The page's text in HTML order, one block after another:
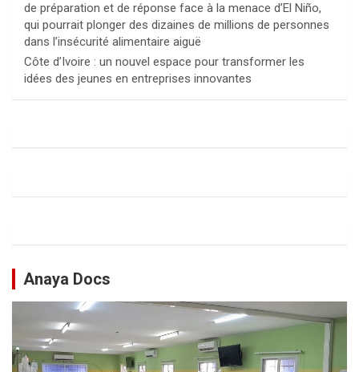
de préparation et de réponse face à la menace d’El Niño,
qui pourrait plonger des dizaines de millions de personnes
dans l’insécurité alimentaire aiguë
Côte d’Ivoire : un nouvel espace pour transformer les
idées des jeunes en entreprises innovantes
Anaya Docs